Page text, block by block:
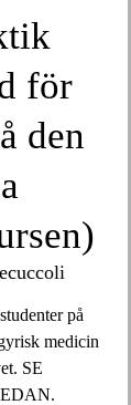
för
den
på
medicin
SE